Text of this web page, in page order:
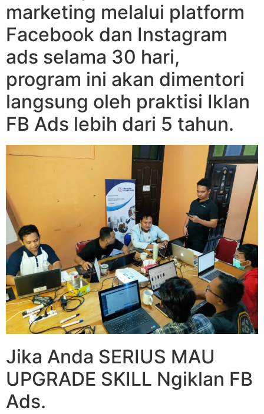
marketing melalui platform
Facebook dan Instagram
ads selama 30 hari,
program ini akan dimentori
langsung oleh praktisi Iklan
FB Ads lebih dari 5 tahun.
Jika Anda SERIUS MAU
UPGRADE SKILL Ngiklan FB
Ads.